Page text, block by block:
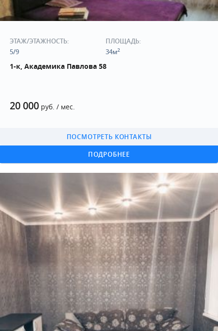
20 000 руб. / мес.
1-к, Академика Павлова 58
ПОДРОБНЕЕ
ПОСМОТРЕТЬ КОНТАКТЫ
ЭТАЖ/ЭТАЖНОСТЬ:
5/9
ПЛОЩАДЬ:
34м2